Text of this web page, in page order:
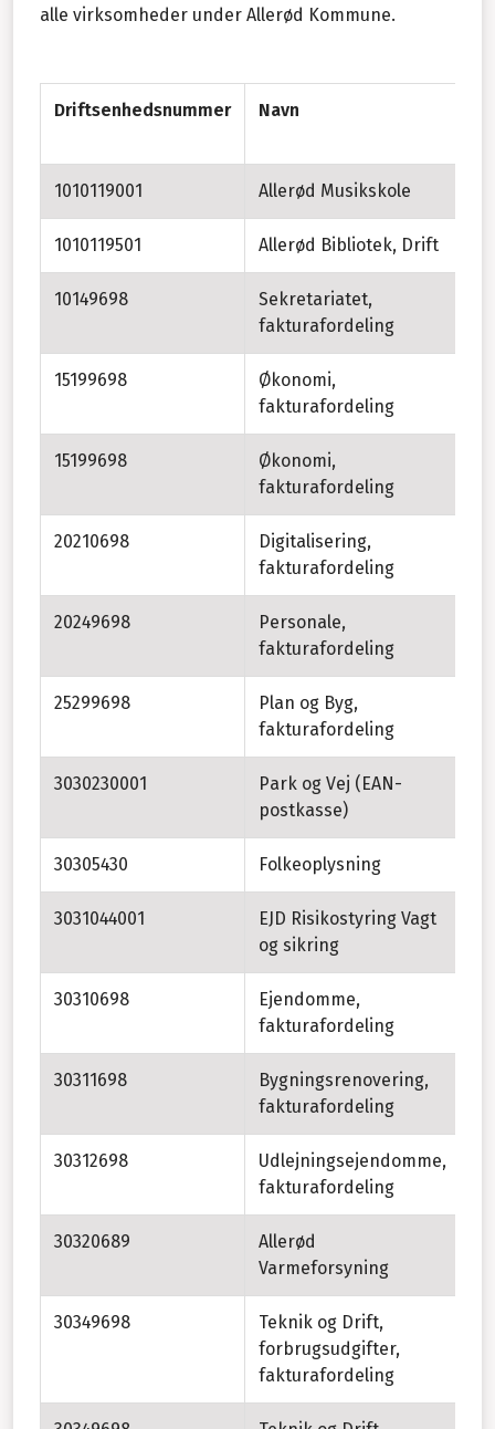
alle virksomheder under Allerød Kommune.
Driftsenhedsnummer Navn
1010119001 Allerød Musikskole
1010119501 Allerød Bibliotek, Drift
10149698
Sekretariatet,
fakturafordeling
15199698
Økonomi,
fakturafordeling
15199698
Økonomi,
fakturafordeling
20210698
Digitalisering,
fakturafordeling
20249698
Personale,
fakturafordeling
25299698
Plan og Byg,
fakturafordeling
3030230001
Park og Vej (EAN-
postkasse)
30305430 Folkeoplysning
3031044001
EJD Risikostyring Vagt
og sikring
30310698
Ejendomme,
fakturafordeling
30311698
Bygningsrenovering,
fakturafordeling
30312698
Udlejningsejendomme,
fakturafordeling
30320689
Allerød
Varmeforsyning
30349698
Teknik og Drift,
forbrugsudgifter,
fakturafordeling